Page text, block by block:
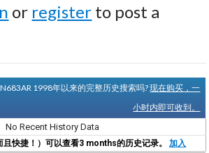
or register to post a
1998年以来的完整历史搜索吗?现在购买，一
小时内即可收到。
No Recent History Data
且快捷！）可以查看3 months的历史记录。 加入